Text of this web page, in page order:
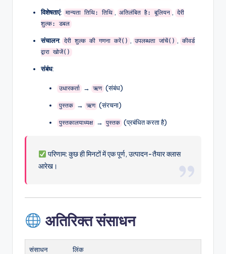
विशेषताएं: मान्यता तिथि: तिथि , अतिलंबित है: बूलियन , देरी
शुल्क: डबल
संचालन: देरी शुल्क की गणना करें() , उपलब्धता जांचें() , कीवर्ड
द्वारा खोजें()
संबंध:
उधारकर्ता → ऋण (संबंध)
पुस्तक → ऋण (संरचना)
पुस्तकालयाध्यक्ष → पुस्तक (प्रबंधित करता है)
परिणाम: कुछ ही मिनटों में एक पूर्ण, उत्पादन-तैयार क्लास
आरेख।
अतिरिक्त संसाधन
संसाधन लिंक